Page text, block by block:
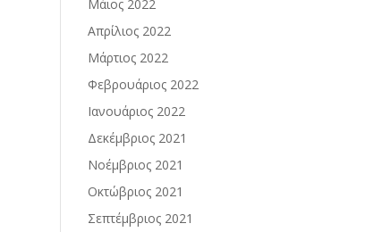
Μάιος 2022
Απρίλιος 2022
Μάρτιος 2022
Φεβρουάριος 2022
Ιανουάριος 2022
Δεκέμβριος 2021
Νοέμβριος 2021
Οκτώβριος 2021
Σεπτέμβριος 2021